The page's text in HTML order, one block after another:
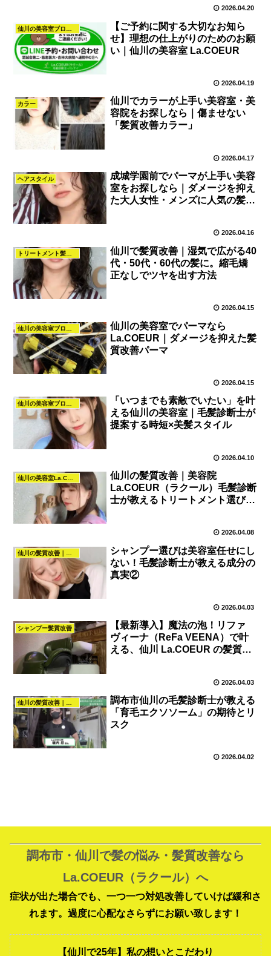
2026.04.20
【ご予約に関する大切なお知ら
せ】理想の仕上がりのためのお願
い｜仙川の美容室 La.COEUR
2026.04.19
カラー
仙川でカラーが上手い美容室・美
容院をお探しなら｜傷ませない
「髪質改善カラー」
2026.04.17
ヘアスタイル
成城学園前でパーマが上手い美容
室をお探しなら｜ダメージを抑え
た大人女性・メンズに人気の髪質
2026.04.16
トリートメント髪質改善
仙川で髪質改善｜湿気で広がる40
代・50代・60代の髪に。縮毛矯
正なしでツヤを出す方法
2026.04.15
仙川の美容室でパーマなら
La.COEUR｜ダメージを抑えた髪
質改善パーマ
2026.04.15
「いつまでも素敵でいたい」を叶
える仙川の美容室｜毛髪診断士が
提案する時短×美髪スタイル
2026.04.10
仙川の美容室La.COEURヘナとカラーの知恵袋
仙川の髪質改善｜美容院
La.COEUR（ラクール）毛髪診断
士が教えるトリートメント選びと
2026.04.08
シャンプー選びは美容室任せにし
ない！毛髪診断士が教える成分の
真実②
2026.04.03
シャンプー髪質改善
【最新導入】魔法の泡！リファ
ヴィーナ（ReFa VEENA）で叶
える、仙川 La.COEUR の髪質改
2026.04.03
仙川の髪質改善｜美容室La.COEUR（調布・仙川）
調布市仙川の毛髪診断士が教える
「育毛エクソソーム」の期待とリ
スク
2026.04.02
調布市・仙川で髪の悩み・髪質改善なら
La.COEUR（ラクール）へ
症状が出た場合でも、一つ一つ対処改善していけば緩和さ
れます。過度に心配なさらずにお願い致します！
【仙川で25年】私の想いとこだわり